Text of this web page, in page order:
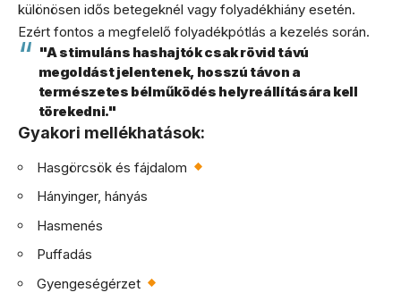
különösen idős betegeknél vagy folyadékhiány esetén.
Ezért fontos a megfelelő folyadékpótlás a kezelés során.
"A stimuláns hashajtók csak rövid távú
megoldást jelentenek, hosszú távon a
természetes bélműködés helyreállítására kell
törekedni."
Gyakori mellékhatások:
Hasgörcsök és fájdalom
Hányinger, hányás
Hasmenés
Puffadás
Gyengeségérzet